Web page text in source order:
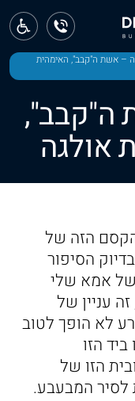
– אשת ה"קבב", האימהית
ה"קבב",
אולגה
הזה של
הסיפור
של אמא שלי
עניין של
לא הופך לטוב
הזו
הזו של
לסיר המבעבע.